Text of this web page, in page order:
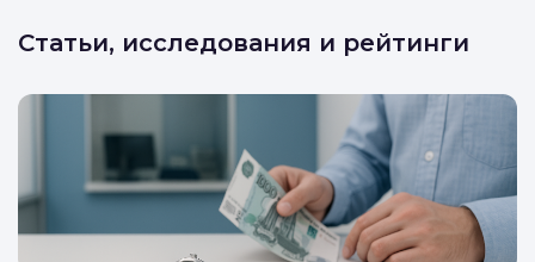
Статьи, исследования и рейтинги